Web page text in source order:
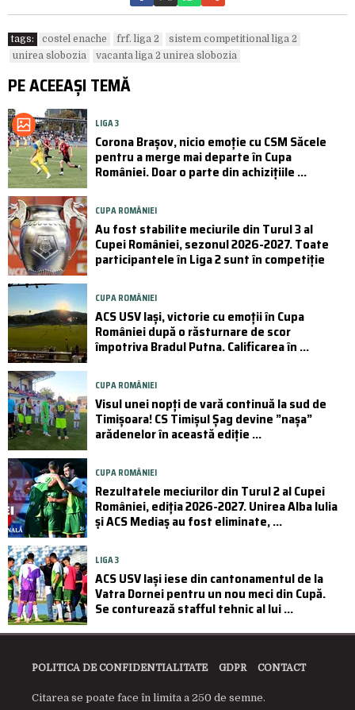
tags: costel enache frf. liga 2
sistem competitional liga 2
unirea slobozia
vacanta liga 2 unirea slobozia
PE ACEEAȘI TEMĂ
LIGA 3
Corona Brașov, nicio emoție cu CSM Săcele
pentru a merge mai departe în Cupa
României. Doar o parte din achizițiile ...
CUPA ROMÂNIEI
Au fost stabilite meciurile din Turul 3 al
Cupei României, sezonul 2026-2027. Toate
participantele în Liga 2 sunt în competiție
CUPA ROMÂNIEI
ACS USV Iași, victorie cu emoții în Cupa
României după o răsturnare de scor
împotriva Bradul Putna. Calificarea în ...
CUPA ROMÂNIEI
Visul unei nopți de vară continuă la sud de
Timișoara! CS Timișul Șag devine ”nașa”
arădenelor în această ediție ...
CUPA ROMÂNIEI
Rezultatele meciurilor din Turul 2 al Cupei
României, ediția 2026-2027. Unirea Alba Iulia
și ACS Mediaș au fost eliminate, ...
LIGA 3
ACS USV Iași iese din cantonamentul de la
Vatra Dornei pentru un nou meci din Cupă.
Se conturează stafful tehnic al lui ...
POLITICA DE CONFIDENTIALITATE GDPR CONTACT
Citarea se poate face în limita a 250 de semne.